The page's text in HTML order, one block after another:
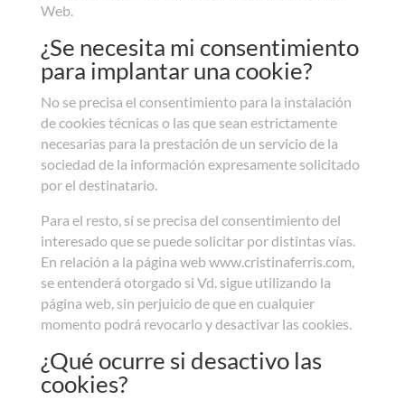
Web.
¿Se necesita mi consentimiento
para implantar una cookie?
No se precisa el consentimiento para la instalación
de cookies técnicas o las que sean estrictamente
necesarias para la prestación de un servicio de la
sociedad de la información expresamente solicitado
por el destinatario.
Para el resto, sí se precisa del consentimiento del
interesado que se puede solicitar por distintas vías.
En relación a la página web www.cristinaferris.com,
se entenderá otorgado si Vd. sigue utilizando la
página web, sin perjuicio de que en cualquier
momento podrá revocarlo y desactivar las cookies.
¿Qué ocurre si desactivo las
cookies?